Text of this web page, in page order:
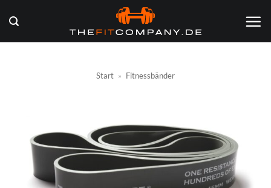
Inhalt
springen
Start » Fitnessbänder